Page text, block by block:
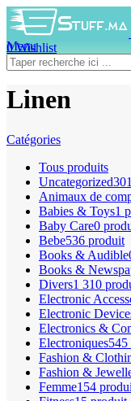
0Wishlist
0produit 0DH
Menu
Linen
Catégories
Tous produits
Uncategorized
Animaux de
Babies & Toys1
Baby Care0
Bebe536 produit
Books & Audible
Books &
Divers1 310
Electronic
Electronic
Electronics &
Electroniques
Fashion &
Fashion &
Femme154